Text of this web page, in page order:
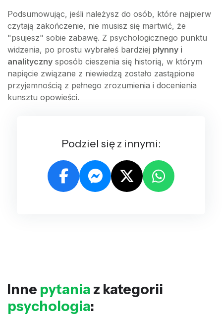
Podsumowując, jeśli należysz do osób, które najpierw
czytają zakończenie, nie musisz się martwić, że
"psujesz" sobie zabawę. Z psychologicznego punktu
widzenia, po prostu wybrałeś bardziej płynny i
analityczny sposób cieszenia się historią, w którym
napięcie związane z niewiedzą zostało zastąpione
przyjemnością z pełnego zrozumienia i docenienia
kunsztu opowieści.
Podziel się z innymi:
Inne pytania z kategorii
psychologia: